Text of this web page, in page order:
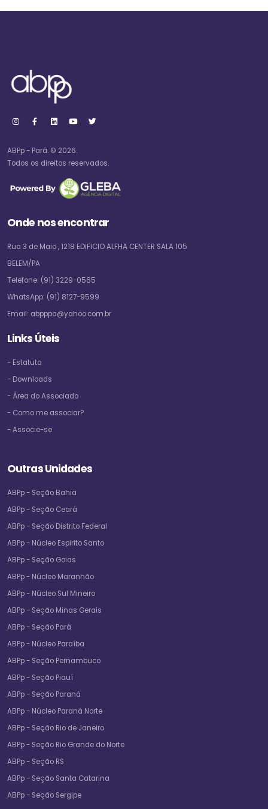
ABPp - Pará. © 2026.
Todos os direitos reservados.
Onde nos encontrar
Rua 3 de Maio , 1218 EDIFICIO ALFHA CENTER SALA 105
BELEM/PA
Telefone: (91) 3229-0565
WhatsApp: (91) 8127-9599
Email: abpppa@yahoo.com.br
Links Úteis
- Estatuto
- Downloads
- Área do Associado
- Como me associar?
- Associe-se
Outras Unidades
ABPp - Seção Bahia
ABPp - Seção Ceará
ABPp - Seção Distrito Federal
ABPp - Núcleo Espirito Santo
ABPp - Seção Goias
ABPp - Núcleo Maranhão
ABPp - Núcleo Sul Mineiro
ABPp - Seção Minas Gerais
ABPp - Seção Pará
ABPp - Núcleo Paraíba
ABPp - Seção Pernambuco
ABPp - Seção Piauí
ABPp - Seção Paraná
ABPp - Núcleo Paraná Norte
ABPp - Seção Rio de Janeiro
ABPp - Seção Rio Grande do Norte
ABPp - Seção RS
ABPp - Seção Santa Catarina
ABPp - Seção Sergipe